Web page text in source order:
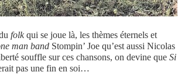
folkqui se joue là, les thèmes éternels et
man band Stompin’ Joe qu’est aussi Nicolas
souffle sur ces chansons, on devine que Si
pas une fin en soi…